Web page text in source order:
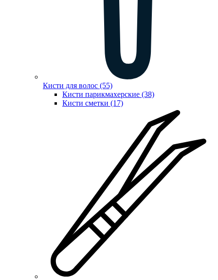
Кисти для волос (55)
Кисти парикмахерские (38)
Кисти сметки (17)